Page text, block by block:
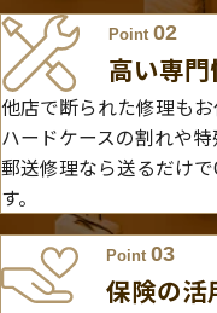
Point02
高い専
他店で断られた修理もお
ハードケースの割れや特
郵送修理なら送るだけ
す。
Point 03
保険の活